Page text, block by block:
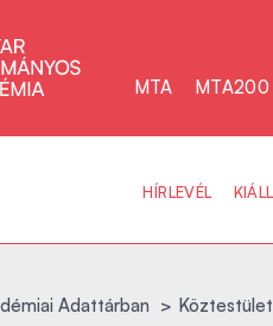
MTA MTA200
HÍRLEVÉL
Adattárban